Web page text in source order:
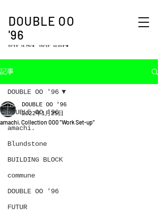
DOUBLE OO
'96
33°35′ 10.774″N 130°23′ 42.048″W
記事
DOUBLE OO '96
amachi.
Blundstone
BUILDING BLOCK
commune
DOUBLE OO '96
FUTUR
DOUBLE OO '96
amachi. Collection 000 "Work Set-up"
DOUBLE OO '96
2022年1月25日